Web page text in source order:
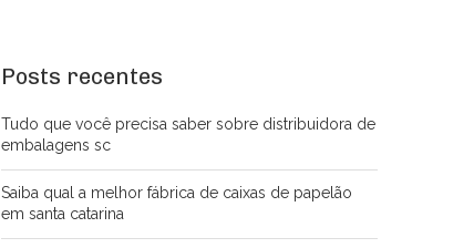
Posts recentes
Tudo que você precisa saber sobre distribuidora de
embalagens sc
Saiba qual a melhor fábrica de caixas de papelão
em santa catarina